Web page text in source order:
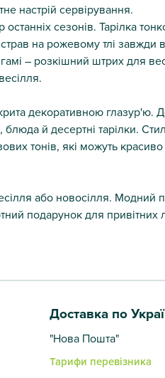
настрій сервірування.
сезонів. Тарілка
на рожевому тлі завжди
гамі – розкішний штрих для
декоративною глазур'ю.
й десертні тарілки.
тонів, які можуть красиво
або новосілля. Модний
подарунок для привітних
Доставка по
"Нова Пошта"
Тарифи перевізника